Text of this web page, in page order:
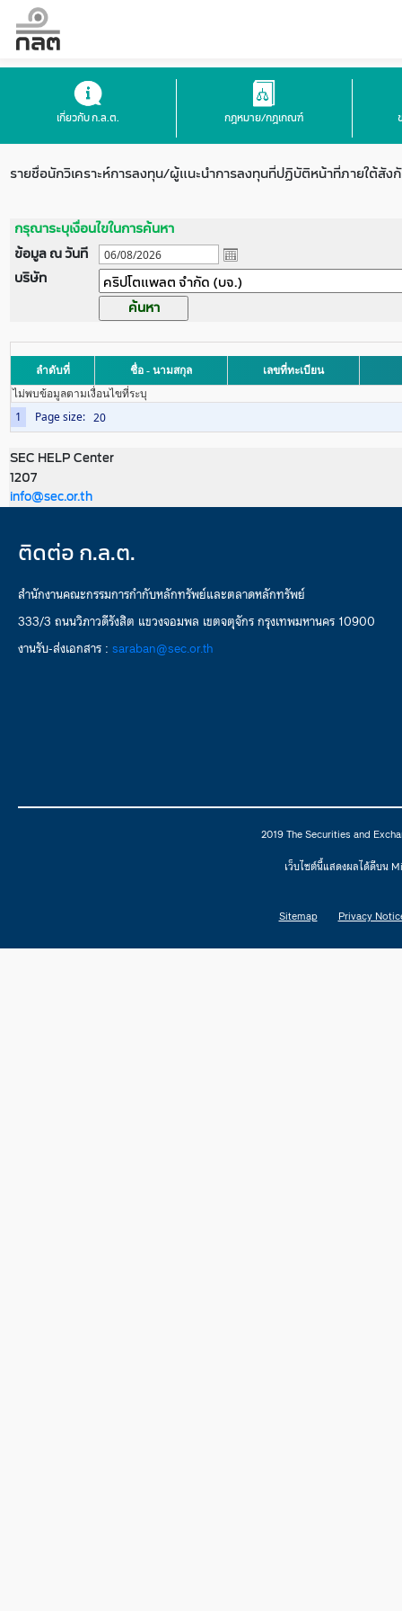
เกี่ยวกับ ก.ล.ต. กฎหมาย/กฎเกณฑ์
รายชื่อนักวิเคราะห์การลงทุน/ผู้แนะนำการลงทุนที่ปฏิบัติหน้าที่ภายใต้สัง
กรุณาระบุเงื่อนไขในการค้นหา
ข้อมูล ณ วันที
บริษัท
ลำดับที่ ชื่อ - นามสกุล เลขที่ทะเบียน
1 Page size:
ไม่พบข้อมูลตามเงื่อนไขที่ระบุ
SEC HELP Center
1207
info@sec.or.th
ติดต่อ ก.ล.ต.
สำนักงานคณะกรรมการกำกับหลักทรัพย์และตลาดหลักทรัพย์
333/3 ถนนวิภาวดีรังสิต แขวงจอมพล เขตจตุจักร กรุงเทพมหานคร 10900
งานรับ-ส่งเอกสาร : saraban@sec.or.th
2019 The Securities and
เว็บไซต์นี้แสดงผลได้ดีบน
Sitemap Privacy